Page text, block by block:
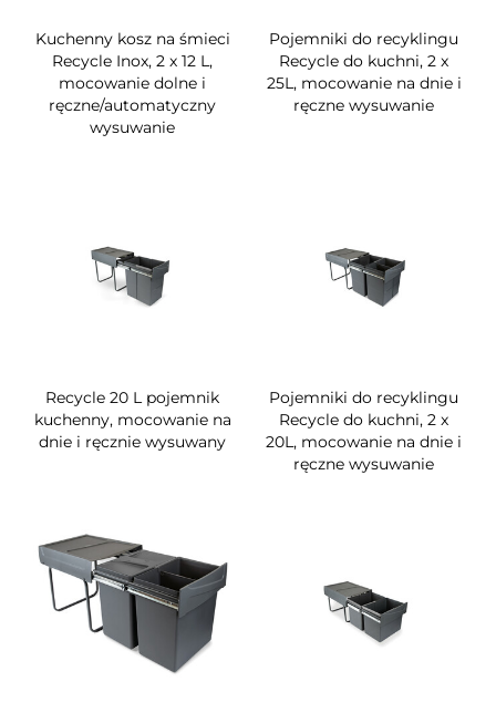
Kuchenny kosz na śmieci
Recycle Inox, 2 x 12 L,
mocowanie dolne i
ręczne/automatyczny
wysuwanie
Pojemniki do recyklingu
Recycle do kuchni, 2 x
25L, mocowanie na dnie i
ręczne wysuwanie
Recycle 20 L pojemnik
kuchenny, mocowanie na
dnie i ręcznie wysuwany
Pojemniki do recyklingu
Recycle do kuchni, 2 x
20L, mocowanie na dnie i
ręczne wysuwanie